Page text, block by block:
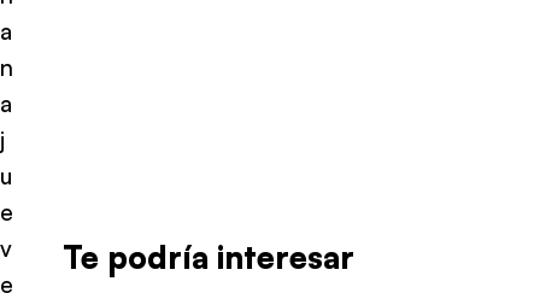
a
n
a
j
u
e
v
e
Te podría interesar